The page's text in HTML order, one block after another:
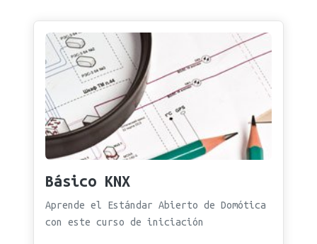
Básico KNX
Aprende el Estándar Abierto de Domótica
con este curso de iniciación